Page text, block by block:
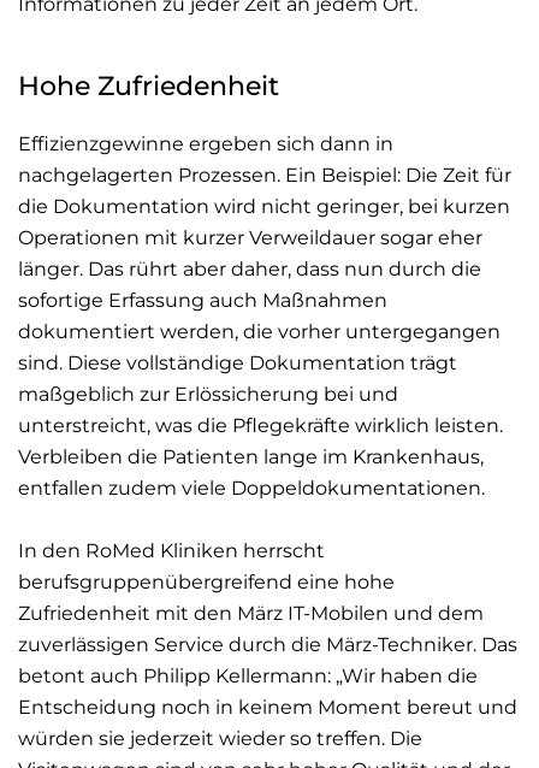
Hohe Zufriedenheit
Effizienzgewinne ergeben sich dann in
nachgelagerten Prozessen. Ein Beispiel: Die Zeit für
die Dokumentation wird nicht geringer, bei kurzen
Operationen mit kurzer Verweildauer sogar eher
länger. Das rührt aber daher, dass nun durch die
sofortige Erfassung auch Maßnahmen
dokumentiert werden, die vorher untergegangen
sind. Diese vollständige Dokumentation trägt
maßgeblich zur Erlössicherung bei und
unterstreicht, was die Pflegekräfte wirklich leisten.
Verbleiben die Patienten lange im Krankenhaus,
entfallen zudem viele Doppeldokumentationen.
In den RoMed Kliniken herrscht
berufsgruppenübergreifend eine hohe
Zufriedenheit mit den März IT-Mobilen und dem
zuverlässigen Service durch die März-Techniker. Das
betont auch Philipp Kellermann: „Wir haben die
Entscheidung noch in keinem Moment bereut und
würden sie jederzeit wieder so treffen. Die